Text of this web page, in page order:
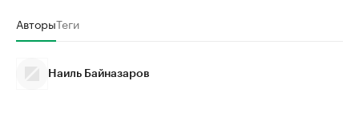
АвторыТеги
Наиль Байназаров